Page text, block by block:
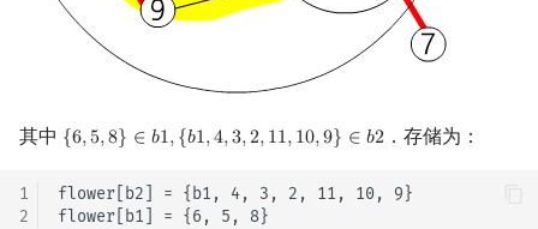
其中 {6,5,8} ∈ 𝑏1,{𝑏1,4,3,2,11,10,9} ∈ 𝑏2
{6,5,8}∈ b1 ,{b1,4,3,2,11,10 9}∈b2 ．存储为：
1
2
flower[b2] = {b1, 4, 3, 2, 11, 10, 9}